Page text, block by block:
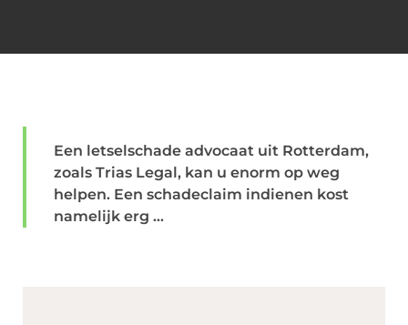
Een letselschade advocaat uit Rotterdam,
zoals Trias Legal, kan u enorm op weg
helpen. Een schadeclaim indienen kost
namelijk erg ...